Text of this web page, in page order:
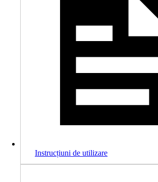
Instrucțiuni de utilizare